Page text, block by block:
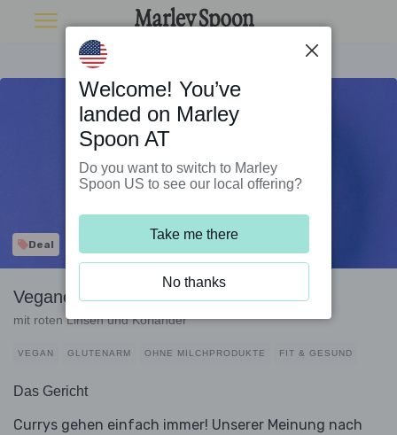
Deal
Veganes Auberginen-Curry
mit roten Linsen und Koriander
VEGAN GLUTENARM OHNE MILCHPRODUKTE FIT & GESUND
Das Gericht
Currys gehen einfach immer! Unserer Meinung nach
Welcome! You’ve
landed on Marley
Spoon AT
Do you want to switch to Marley
Spoon US to see our local offering?
Take me there
No thanks